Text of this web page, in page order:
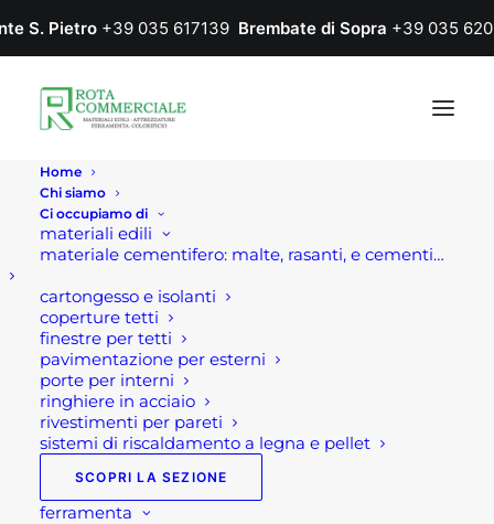
S. Pietro +39 035 617139 Brembate di Sopra +39 035
Home
Chi siamo
Ci occupiamo di
materiali edili
materiale cementifero: malte, rasanti, e cementi…
cartongesso e isolanti
coperture tetti
finestre per tetti
pavimentazione per esterni
porte per interni
ringhiere in acciaio
rivestimenti per pareti
sistemi di riscaldamento a legna e pellet
SCOPRI LA SEZIONE
ferramenta